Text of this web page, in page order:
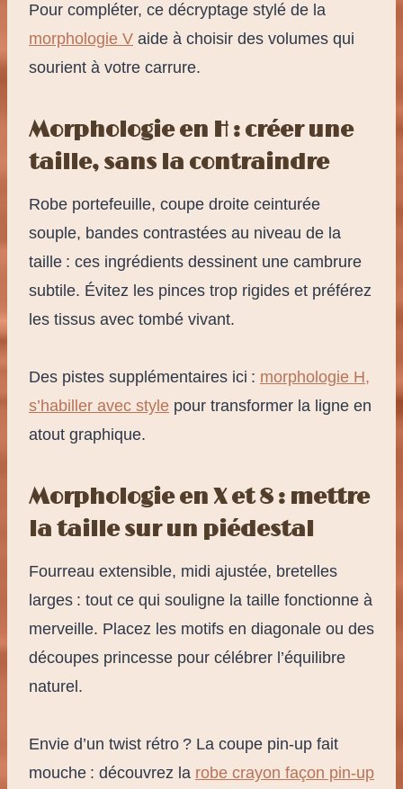
Pour compléter, ce décryptage stylé de la
morphologie V aide à choisir des volumes qui
sourient à votre carrure.
Morphologie en H : créer une
taille, sans la contraindre
Robe portefeuille, coupe droite ceinturée
souple, bandes contrastées au niveau de la
taille : ces ingrédients dessinent une cambrure
subtile. Évitez les pinces trop rigides et préférez
les tissus avec tombé vivant.
Des pistes supplémentaires ici : morphologie H,
s’habiller avec style pour transformer la ligne en
atout graphique.
Morphologie en X et 8 : mettre
la taille sur un piédestal
Fourreau extensible, midi ajustée, bretelles
larges : tout ce qui souligne la taille fonctionne à
merveille. Placez les motifs en diagonale ou des
découpes princesse pour célébrer l’équilibre
naturel.
Envie d’un twist rétro ? La coupe pin-up fait
mouche : découvrez la robe crayon façon pin-up